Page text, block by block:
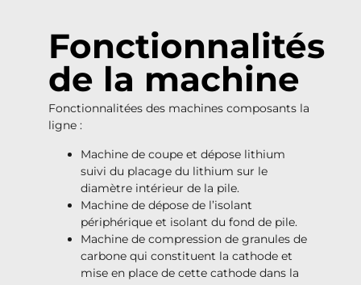
Fonctionnalités
de la machine
Fonctionnalitées des machines composants la
ligne :
Machine de coupe et dépose lithium
suivi du placage du lithium sur le
diamètre intérieur de la pile.
Machine de dépose de l’isolant
périphérique et isolant du fond de pile.
Machine de compression de granules de
carbone qui constituent la cathode et
mise en place de cette cathode dans la